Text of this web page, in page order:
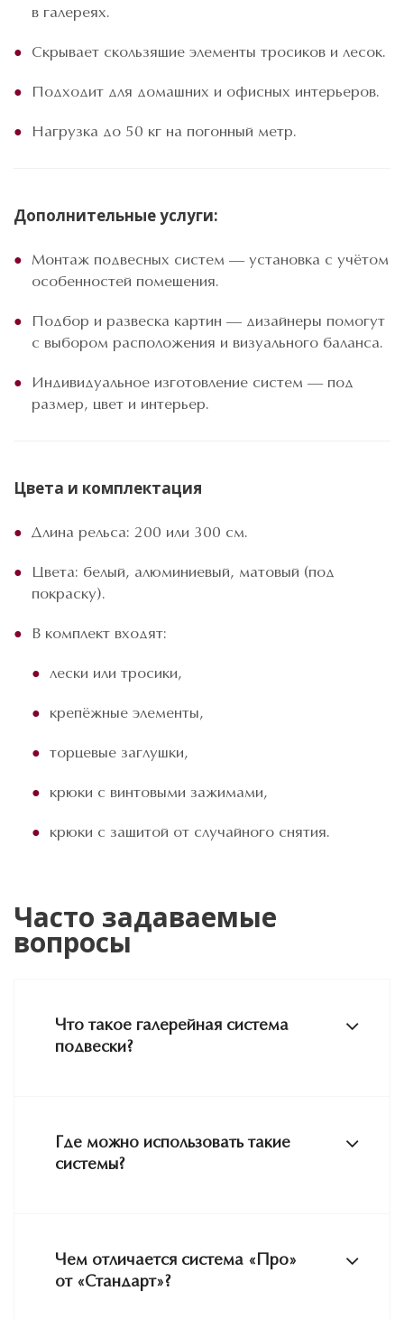
в галереях.
Скрывает скользящие элементы тросиков и лесок.
Подходит для домашних и офисных интерьеров.
Нагрузка до 50 кг на погонный метр.
Дополнительные услуги:
Монтаж подвесных систем — установка с учётом
особенностей помещения.
Подбор и развеска картин — дизайнеры помогут
с выбором расположения и визуального баланса.
Индивидуальное изготовление систем — под
размер, цвет и интерьер.
Цвета и комплектация
Длина рельса: 200 или 300 см.
Цвета: белый, алюминиевый, матовый (под
покраску).
В комплект входят:
лески или тросики,
крепёжные элементы,
торцевые заглушки,
крюки с винтовыми зажимами,
крюки с защитой от случайного снятия.
Часто задаваемые
вопросы
Что такое галерейная система
подвески?
Где можно использовать такие
системы?
Чем отличается система «Про»
от «Стандарт»?